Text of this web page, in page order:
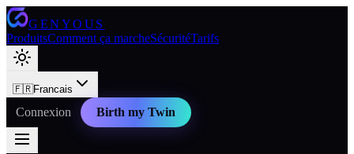
GENYOUS
ProduitsComment ça marcheSécuritéTarifs
🇫🇷Francais
Connexion Birth my Twin